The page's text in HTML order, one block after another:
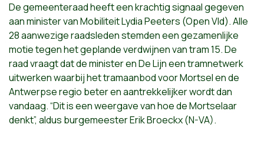
De gemeenteraad heeft een krachtig signaal gegeven
aan minister van Mobiliteit Lydia Peeters (Open Vld). Alle
28 aanwezige raadsleden stemden een gezamenlijke
motie tegen het geplande verdwijnen van tram 15. De
raad vraagt dat de minister en De Lijn een tramnetwerk
uitwerken waarbij het tramaanbod voor Mortsel en de
Antwerpse regio beter en aantrekkelijker wordt dan
vandaag. “Dit is een weergave van hoe de Mortselaar
denkt”, aldus burgemeester Erik Broeckx (N-VA).